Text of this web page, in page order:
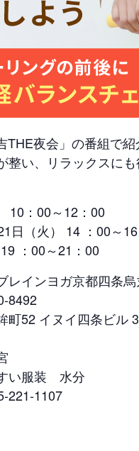
THE夜会」の番組で
整い、リラックスにも
10：00～12：00
日（火） 14 ：00～
：00～21：00
レインヨガ京都四条
8492
町52 イヌイ四条ビル
い服装 水分
221-1107